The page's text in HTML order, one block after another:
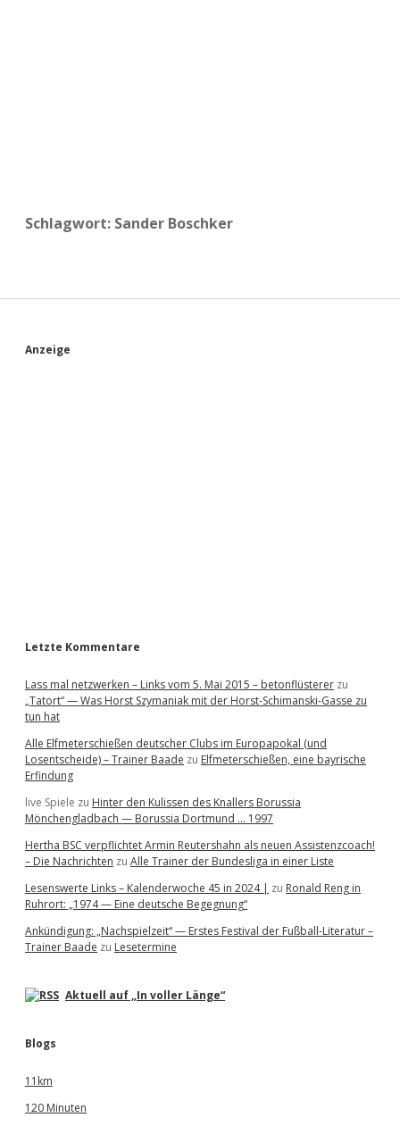
Schlagwort: Sander Boschker
S
Anzeige
Letzte Kommentare
Lass mal netzwerken – Links vom 5. Mai 2015 – betonflüsterer zu
„Tatort“ — Was Horst Szymaniak mit der Horst-Schimanski-Gasse zu
tun hat
Alle Elfmeterschießen deutscher Clubs im Europapokal (und
Losentscheide) – Trainer Baade zu Elfmeterschießen, eine bayrische
Erfindung
live Spiele zu Hinter den Kulissen des Knallers Borussia
Mönchengladbach — Borussia Dortmund … 1997
Hertha BSC verpflichtet Armin Reutershahn als neuen Assistenzcoach!
– Die Nachrichten zu Alle Trainer der Bundesliga in einer Liste
Lesenswerte Links – Kalenderwoche 45 in 2024 | zu Ronald Reng in
Ruhrort: „1974 — Eine deutsche Begegnung“
Ankündigung: „Nachspielzeit“ — Erstes Festival der Fußball-Literatur –
Trainer Baade zu Lesetermine
Aktuell auf „In voller Länge“
Blogs
11km
120 Minuten